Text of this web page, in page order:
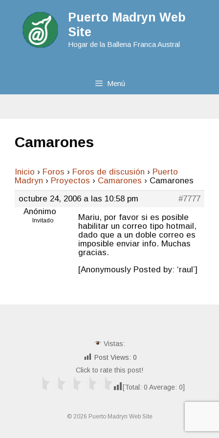
Puerto Madryn Web
Site
Hogar de la Ballena Franca Austral
Menú
Camarones
Inicio › Foros › Foros de discusión › Puerto
Madryn › Proyectos › Camarones › Camarones
octubre 24, 2006 a las 10:58 pm
#7777
Anónimo
Invitado
Mariu, por favor si es posible
habilitar un correo tipo hotmail,
dado que a un doble correo es
imposible enviar info. Muchas
gracias.
[Anonymously Posted by: ‘raul’]
Vistas:
Post Views: 0
Click to rate this post!
[Total: 0 Average: 0]
© 2026 Puerto Madryn Web Site